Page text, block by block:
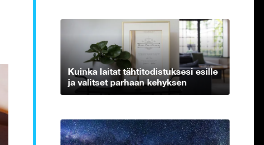
Kuinka laitat tähtitodistuksesi esille
ja valitset parhaan kehyksen